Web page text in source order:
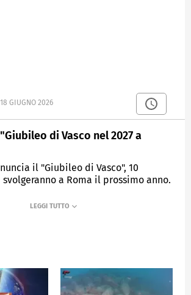
18 GIUGNO 2026
di Vasco nel 2027 a
il "Giubileo di Vasco", 10
a Roma il prossimo anno.